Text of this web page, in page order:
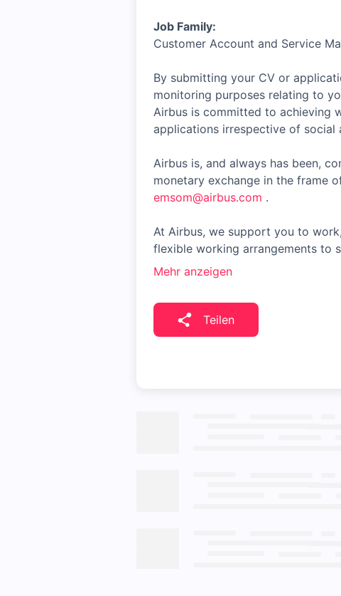
Job Family:
Customer Account and Service
By submitting your CV or
monitoring purposes relating to
Airbus is committed to achieving
applications irrespective of social
Airbus is, and always has been,
monetary exchange in the frame
emsom@airbus.com .
At Airbus, we support you to
flexible working arrangements to
Mehr anzeigen
Teilen